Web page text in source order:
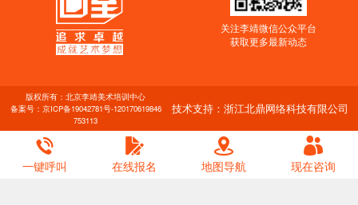
一键呼叫 在线报名 地图导航 现在咨询
关注李靖微信公众平台
获取更多最新动态
版权所有：北京李靖美术培训中心
备案号： 京ICP备19042781号-120170619846
753113
技术支持：浙江北鼎网络科技有限公司